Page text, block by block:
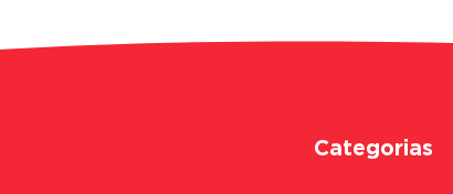
Categorias